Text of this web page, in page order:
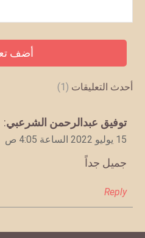
أحدث التعليقات (1)
يقول
توفيق عبدالرحمن الشرعبي:
15 يوليو 2022 الساعة 4:05 ص
جميل جداً
Reply